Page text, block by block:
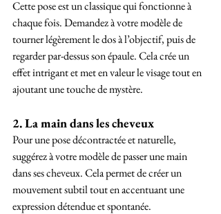
Cette pose est un classique qui fonctionne à
chaque fois. Demandez à votre modèle de
tourner légèrement le dos à l’objectif, puis de
regarder par-dessus son épaule. Cela crée un
effet intrigant et met en valeur le visage tout en
ajoutant une touche de mystère.
2. La main dans les cheveux
Pour une pose décontractée et naturelle,
suggérez à votre modèle de passer une main
dans ses cheveux. Cela permet de créer un
mouvement subtil tout en accentuant une
expression détendue et spontanée.